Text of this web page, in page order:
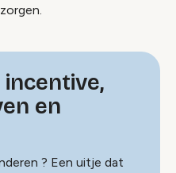
en
? Een uitje dat